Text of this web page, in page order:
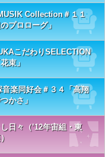
Collection＃１１
プロローグ」
こだわりSELECTION
束」
音楽同好会＃３４「高翔
かさ」
日々（’12年宙組・東